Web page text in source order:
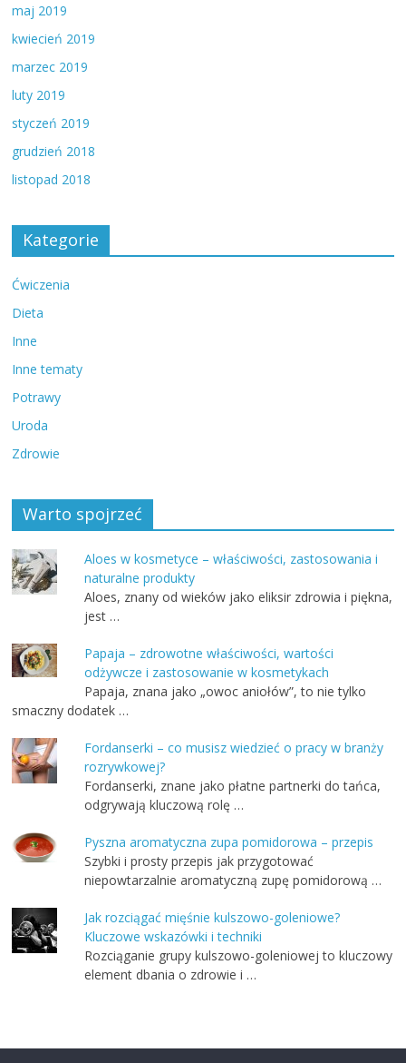
maj 2019
kwiecień 2019
marzec 2019
luty 2019
styczeń 2019
grudzień 2018
listopad 2018
Kategorie
Ćwiczenia
Dieta
Inne
Inne tematy
Potrawy
Uroda
Zdrowie
Warto spojrzeć
Aloes w kosmetyce – właściwości, zastosowania i
naturalne produkty
Aloes, znany od wieków jako eliksir zdrowia i piękna,
jest …
Papaja – zdrowotne właściwości, wartości
odżywcze i zastosowanie w kosmetykach
Papaja, znana jako „owoc aniołów”, to nie tylko
smaczny dodatek …
Fordanserki – co musisz wiedzieć o pracy w branży
rozrywkowej?
Fordanserki, znane jako płatne partnerki do tańca,
odgrywają kluczową rolę …
Pyszna aromatyczna zupa pomidorowa – przepis
Szybki i prosty przepis jak przygotować
niepowtarzalnie aromatyczną zupę pomidorową …
Jak rozciągać mięśnie kulszowo-goleniowe?
Kluczowe wskazówki i techniki
Rozciąganie grupy kulszowo-goleniowej to kluczowy
element dbania o zdrowie i …